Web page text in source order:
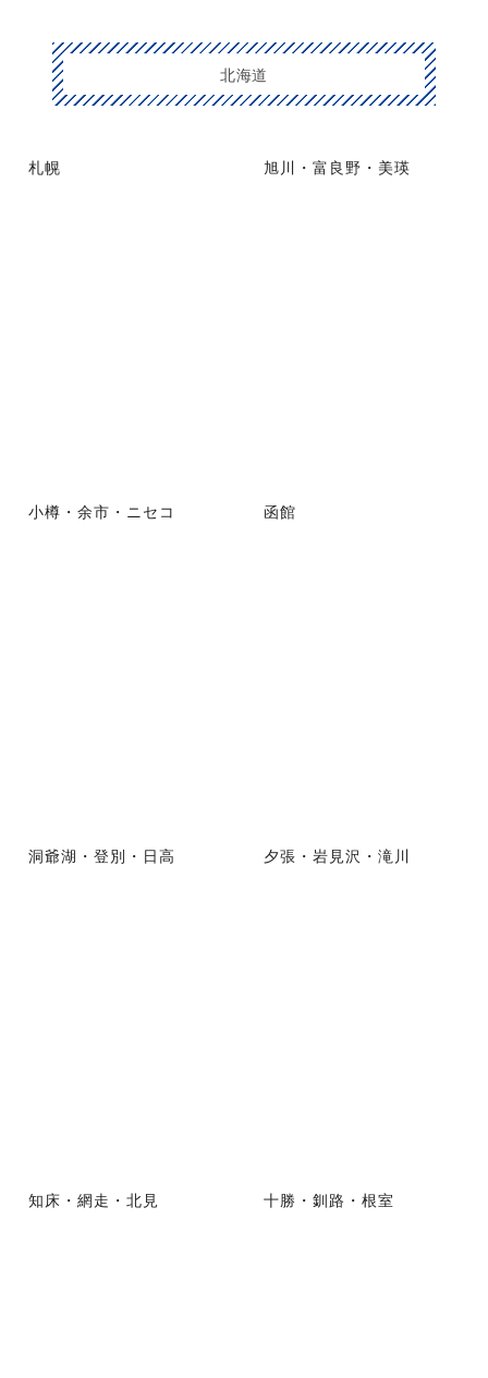
北海道
札幌 旭川・富良野・美瑛
小樽・余市・ニセコ 函館
洞爺湖・登別・日高 夕張・岩見沢・滝川
知床・網走・北見 十勝・釧路・根室